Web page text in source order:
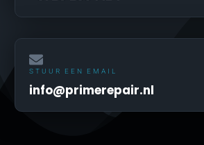
STUUR EEN EMAIL
info@primerepair.nl